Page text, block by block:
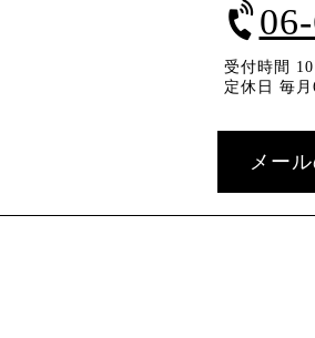
受付時間
定休日 毎月
メー